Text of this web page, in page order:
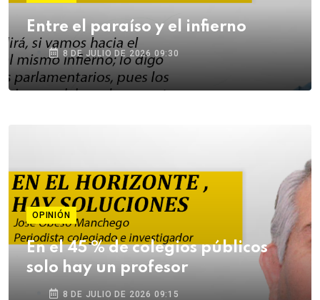
Entre el paraíso y el infierno
8 DE JULIO DE 2026 09:30
OPINIÓN
En el 45 % de colegios públicos
solo hay un profesor
8 DE JULIO DE 2026 09:15